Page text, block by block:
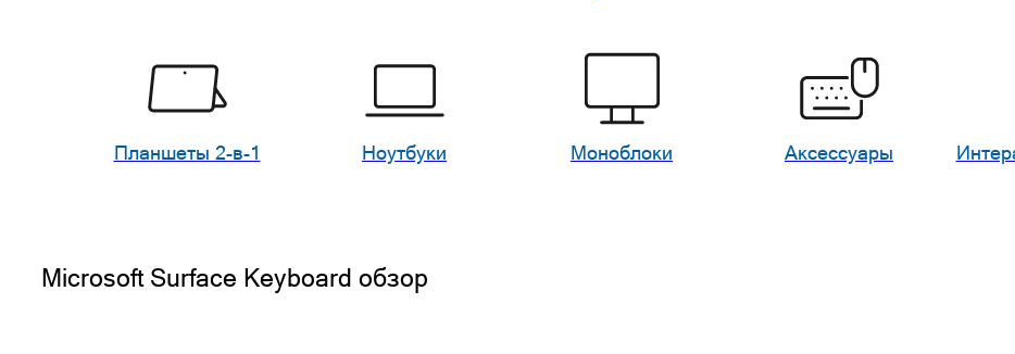
Планшеты 2-в-1 Ноутбуки Моноблоки Аксессуары
Microsoft Surface Keyboard обзор